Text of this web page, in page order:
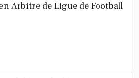
Arbitre de Ligue de Football